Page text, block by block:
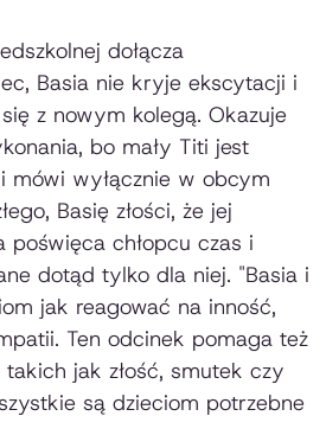
dołącza
Basia nie kryje ekscytacji i
z nowym kolegą. Okazuje
bo mały Titi jest
mówi wyłącznie w obcym
Basię złości, że jej
poświęca chłopcu czas i
dotąd tylko dla niej. "Basia i
jak reagować na inność,
Ten odcinek pomaga też
jak złość, smutek czy
są dzieciom potrzebne